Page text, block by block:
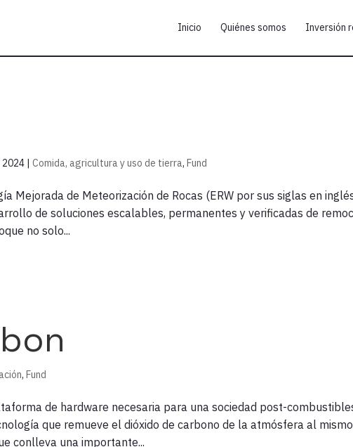
Inicio Quiénes somos Inversión
2024 |Comida, agricultura y uso de tierra,Fund
Mejorada de Meteorización de Rocas (ERW por sus siglas en
de soluciones escalables, permanentes y verificadas de
no solo...
,Fund
de hardware necesaria para una sociedad post-
que remueve el dióxido de carbono de la atmósfera al mismo
conlleva una importante...